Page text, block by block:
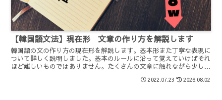
【韓国語文法】現在形 文章の作り方を解説します
韓国語の文の作り方の現在形を解説します。基本形また丁寧な表現に
ついて詳しく説明しました。基本のルールに沿って覚えていけばそれ
ほど難しいものではありません。たくさんの文章に触れながら少しず
2022.07.23 2026.08.02